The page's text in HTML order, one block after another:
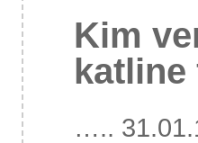
Kim
katline
…..